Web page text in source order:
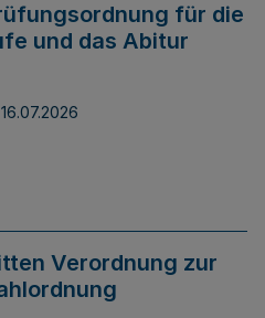
für die
und das Abitur
16.07.2026
Verordnung zur